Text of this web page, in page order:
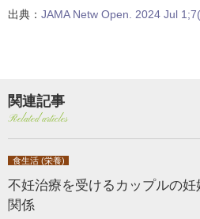
出典： JAMA Netw Open. 2024 Jul
関連記事
Related articles
食生活 (栄養)
不妊治療を受けるカップルの
関係